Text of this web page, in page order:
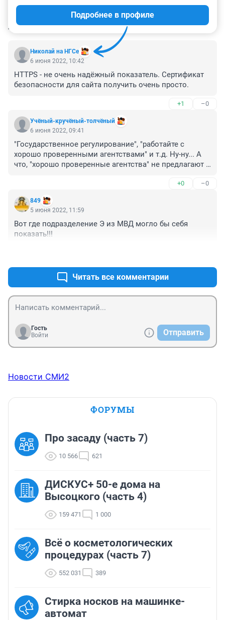
КОММЕНТАРИИ 8
Николай на НГСе
Подробнее в профиле
6 июня 2022, 10:42
HTTPS - не очень надёжный показатель. Сертификат
безопасности для сайта получить очень просто.
+1 –0
Учёный-кручёный-толчёный
6 июня 2022, 09:41
"Государственное регулирование", "работайте с
хорошо проверенными агентствами" и т.д. Ну-ну... А
что, "хорошо проверенные агентства" не предлагают
как только срок действия "скидки" заканчивается,
цена за тур... остаётся прежней. А это разве не
мошенничество, когда туроператор или турагент
убеждает купить прямо сейчас, ибо завтра "срок
скидки закончится", заведомо зная, что это не так?
+0 –0
849
5 июня 2022, 11:59
Вот где подразделение Э из МВД могло бы себя
показать!!!
Читать все комментарии
Гость
Войти
Отправить
Новости СМИ2
ФОРУМЫ
Про засаду (часть 7)
10 566 621
ДИСКУС+ 50-е дома на
Высоцкого (часть 4)
159 471 1 000
Всё о косметологических
процедурах (часть 7)
552 031 389
Стирка носков на машинке-
автомат